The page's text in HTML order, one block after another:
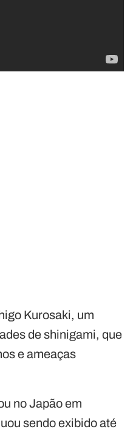
Kurosaki, um
de shinigami, que
e ameaças
no Japão em
sendo exibido até